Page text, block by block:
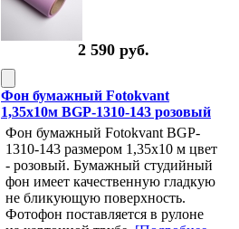
2 590 руб.
Фон бумажный Fotokvant
1,35х10м BGP-1310-143 розовый
Фон бумажный Fotokvant BGP-
1310-143 размером 1,35х10 м цвет
- розовый. Бумажный студийный
фон имеет качественную гладкую
не бликующую поверхность.
Фотофон поставляется в рулоне